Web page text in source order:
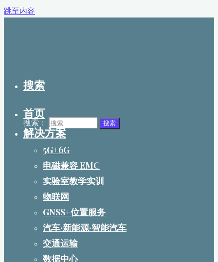
跳至内容
搜索
搜索： 搜索
首页
解决方案
5G+6G
电磁兼容 EMC
实验室教学实训
物联网
GNSS+位置服务
汽车·新能源·智能汽车
交通运输
数据中心